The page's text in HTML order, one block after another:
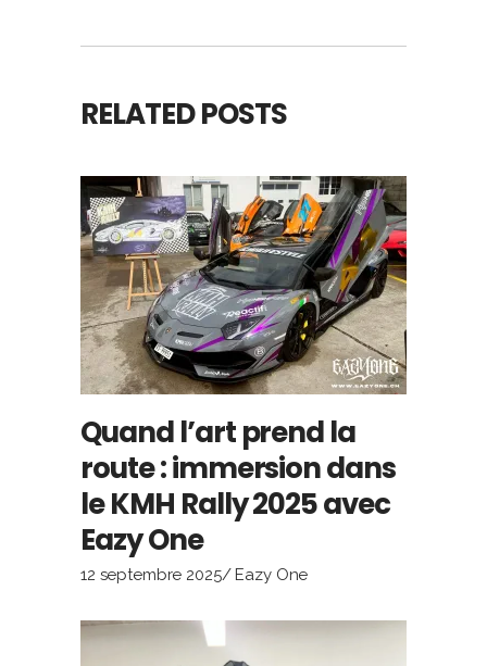
RELATED POSTS
Quand l’art prend la
route : immersion dans
le KMH Rally 2025 avec
Eazy One
12 septembre 2025 Eazy One